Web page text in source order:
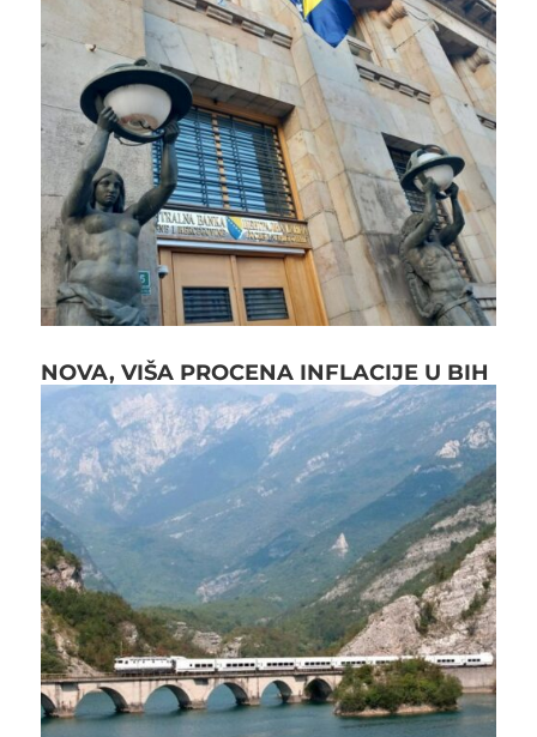
NOVA, VIŠA PROCENA INFLACIJE U BIH